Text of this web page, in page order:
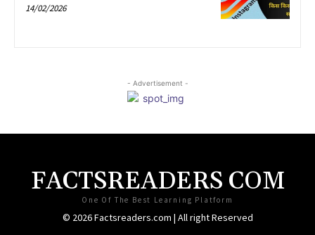
14/02/2026
- Advertisement -
FACTSREADERS COM
One Of The Best Learning Platform
© 2026 Factsreaders.com | All right Reserved